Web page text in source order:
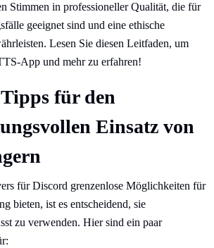
Stimmen in professioneller Qualität, die für
geeignet sind und eine ethische
Lesen Sie diesen Leitfaden, um
App und mehr zu erfahren!
für den
Einsatz von
für Discord grenzenlose Möglichkeiten für
bieten, ist es entscheidend, sie
zu verwenden. Hier sind ein paar